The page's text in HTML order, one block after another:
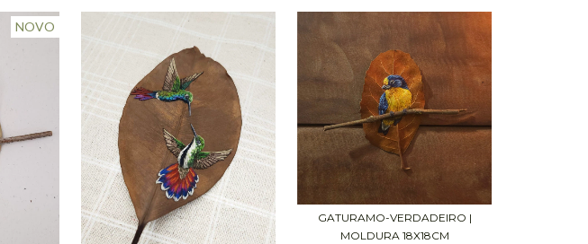
NOVO
GATURAMO-VERDADEIRO |
MOLDURA 18X18CM